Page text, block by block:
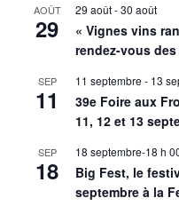
AOÛT
29
29 août-30 août
« Vignes vins
rendez-vous
SEP
11
11 septembre - 13
39e Foire aux
11, 12 et 13
SEP
18
18 septembre-18 h
Big Fest, le
septembre à la